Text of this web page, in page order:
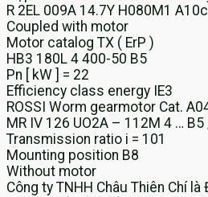
R 2EL 009A 14.7Y H080M1
Coupled with motor
Motor catalog TX ( ErP )
HB3 180L 4 400-50 B5
Pn [ kW ] = 22
Efficiency class energy IE3
ROSSI Worm gearmotor Cat.
MR IV 126 UO2A – 112M 4 …
Transmission ratio i = 101
Mounting position B8
Without motor
Công ty TNHH Châu Thiên Chí